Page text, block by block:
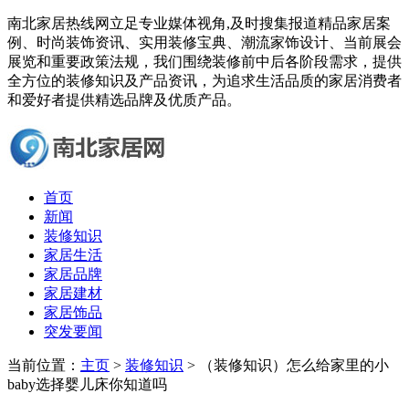
南北家居热线网立足专业媒体视角,及时搜集报道精品家居案
例、时尚装饰资讯、实用装修宝典、潮流家饰设计、当前展会
展览和重要政策法规，我们围绕装修前中后各阶段需求，提供
全方位的装修知识及产品资讯，为追求生活品质的家居消费者
和爱好者提供精选品牌及优质产品。
首页
新闻
装修知识
家居生活
家居品牌
家居建材
家居饰品
突发要闻
当前位置： 主页 > 装修知识 > （装修知识）怎么给家里的小
baby选择婴儿床你知道吗